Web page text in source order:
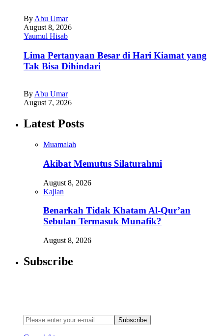
By Abu Umar
August 8, 2026
Yaumul Hisab
Lima Pertanyaan Besar di Hari Kiamat yang
Tak Bisa Dihindari
ByAbu Umar
August 7, 2026
Latest Posts
Muamalah
Akibat Memutus Silaturahmi
August 8, 2026
Kajian
Benarkah Tidak Khatam Al-Qur’an
Sebulan Termasuk Munafik?
August 8, 2026
Subscribe
Subscribe